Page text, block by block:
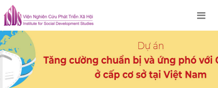
Skip
to
content